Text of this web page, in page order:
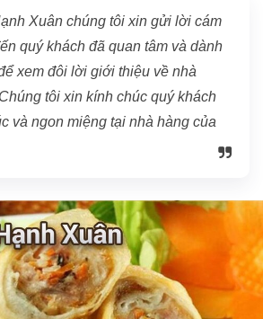
Xuân chúng tôi xin gửi lời cám
quý khách đã quan tâm và dành
xem đôi lời giới thiệu về nhà
tôi xin kính chúc quý khách
và ngon miệng tại nhà hàng của